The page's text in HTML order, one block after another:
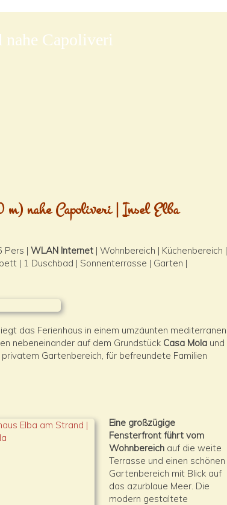
nahe Capoliveri
nahe Capoliveri | Insel Elba
Pers | WLAN Internet | Wohnbereich | Küchenbereich |
| 1 Duschbad | Sonnenterrasse | Garten |
das Ferienhaus in einem umzäunten mediterranen
nebeneinander auf dem Grundstück Casa Mola und
Gartenbereich, für befreundete Familien
Eine großzügige
Fensterfront führt vom
Wohnbereich auf die weite
Terrasse und einen schönen
Gartenbereich mit Blick auf
das azurblaue Meer. Die
modern gestaltete